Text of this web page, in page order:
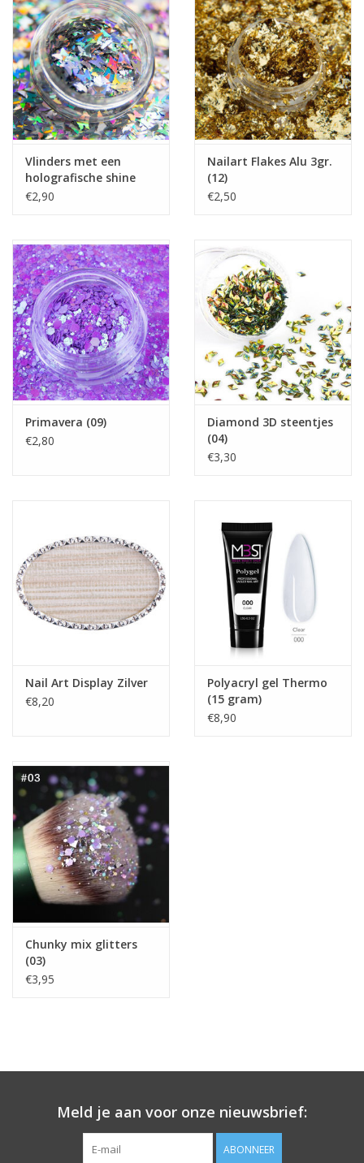
Vlinders met een
holografische shine
(01)
€2,90
Nailart Flakes Alu 3gr.
(12)
€2,50
Primavera (09)
€2,80
Diamond 3D steentjes
(04)
€3,30
Nail Art Display Zilver
€8,20
Polyacryl gel Thermo
(15 gram)
€8,90
Chunky mix glitters
(03)
€3,95
Meld je aan voor onze nieuwsbrief:
ABONNEER